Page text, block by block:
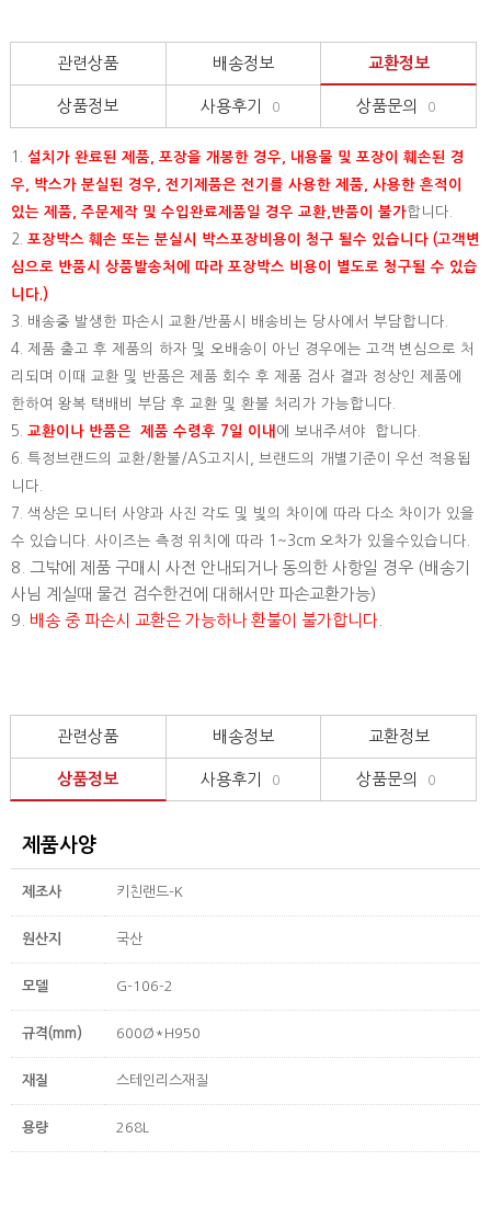
관련상품 배송정보 교환정보
상품정보 사용후기 0 상품문의 0
1. 설치가 완료된 제품, 포장을 개봉한 경우, 내용물 및 포장이 훼손된 경
우, 박스가 분실된 경우, 전기제품은 전기를 사용한 제품, 사용한 흔적이
있는 제품, 주문제작 및 수입완료제품일 경우 교환,반품이 불가합니다.
2. 포장박스 훼손 또는 분실시 박스포장비용이 청구 될수 있습니다 (고객변
심으로 반품시 상품발송처에 따라 포장박스 비용이 별도로 청구될 수 있습
니다.)
3. 배송중 발생한 파손시 교환/반품시 배송비는 당사에서 부담합니다.
4. 제품 출고 후 제품의 하자 및 오배송이 아닌 경우에는 고객 변심으로 처
리되며 이때 교환 및 반품은 제품 회수 후 제품 검사 결과 정상인 제품에
한하여 왕복 택배비 부담 후 교환 및 환불 처리가 가능합니다.
5. 교환이나 반품은 제품 수령후 7일 이내 에 보내주셔야 합니다.
6. 특정브랜드의 교환/환불/AS고지시, 브랜드의 개별기준이 우선 적용됩
니다.
7. 색상은 모니터 사양과 사진 각도 및 빛의 차이에 따라 다소 차이가 있을
수 있습니다. 사이즈는 측정 위치에 따라 1~3cm 오차가 있을수있습니다.
8. 그밖에 제품 구매시 사전 안내되거나 동의한 사항일 경우 (배송기
사님 계실때 물건 검수한건에 대해서만 파손교환가능)
9. 배송 중 파손시 교환은 가능하나 환불이 불가합니다.
관련상품 배송정보 교환정보
상품정보 사용후기 0 상품문의 0
제품사양
제조사 키친랜드-K
원산지 국산
모델 G-106-2
규격(mm) 600Ø*H950
재질 스테인리스재질
용량 268L